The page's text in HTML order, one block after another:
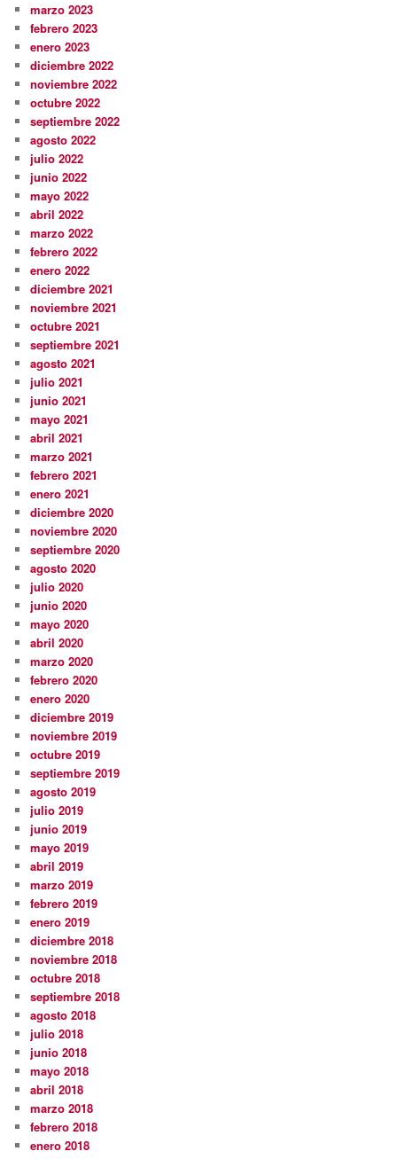
marzo 2023
febrero 2023
enero 2023
diciembre 2022
noviembre 2022
octubre 2022
septiembre 2022
agosto 2022
julio 2022
junio 2022
mayo 2022
abril 2022
marzo 2022
febrero 2022
enero 2022
diciembre 2021
noviembre 2021
octubre 2021
septiembre 2021
agosto 2021
julio 2021
junio 2021
mayo 2021
abril 2021
marzo 2021
febrero 2021
enero 2021
diciembre 2020
noviembre 2020
septiembre 2020
agosto 2020
julio 2020
junio 2020
mayo 2020
abril 2020
marzo 2020
febrero 2020
enero 2020
diciembre 2019
noviembre 2019
octubre 2019
septiembre 2019
agosto 2019
julio 2019
junio 2019
mayo 2019
abril 2019
marzo 2019
febrero 2019
enero 2019
diciembre 2018
noviembre 2018
octubre 2018
septiembre 2018
agosto 2018
julio 2018
junio 2018
mayo 2018
abril 2018
marzo 2018
febrero 2018
enero 2018